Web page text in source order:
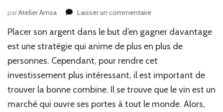
parAtelier Amsa Laisser un commentairesur
réussir
un
placement
dans
une
à
vin
Placer son argent dans le but d’en gagner davantage
est une stratégie qui anime de plus en plus de
personnes. Cependant, pour rendre cet
investissement plus intéressant, il est important de
trouver la bonne combine. Il se trouve que le vin est un
marché qui ouvre ses portes à tout le monde. Alors,